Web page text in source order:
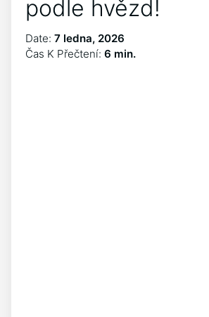
podle hvězd!
Date: 7 ledna, 2026
Čas K Přečtení: 6 min.